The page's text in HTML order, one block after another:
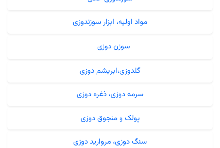
مواد اولیه، ابزار سوزندوزی
سوزن دوزی
گلدوزی،ابریشم دوزی
سرمه دوزی، ذغره دوزی
پولک و منجوق دوزی
سنگ دوزی، مروارید دوزی